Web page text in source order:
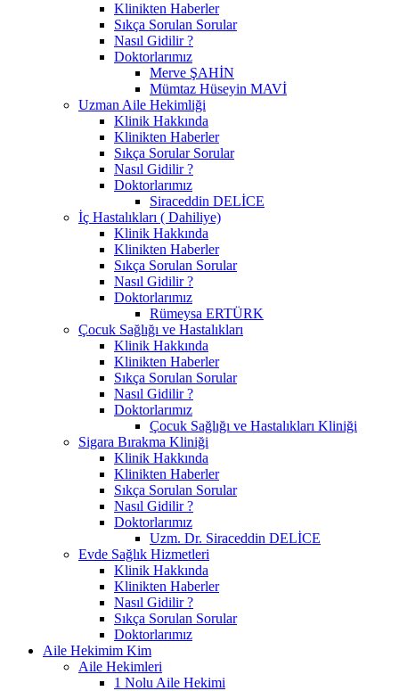
Klinikten Haberler
Sıkça Sorulan Sorular
Nasıl Gidilir ?
Doktorlarımız
Merve ŞAHİN
Mümtaz Hüseyin MAVİ
Uzman Aile Hekimliği
Klinik Hakkında
Klinikten Haberler
Sıkça Sorular Sorular
Nasıl Gidilir ?
Doktorlarımız
Siraceddin DELİCE
İç Hastalıkları ( Dahiliye)
Klinik Hakkında
Klinikten Haberler
Sıkça Sorulan Sorular
Nasıl Gidilir ?
Doktorlarımız
Rümeysa ERTÜRK
Çocuk Sağlığı ve Hastalıkları
Klinik Hakkında
Klinikten Haberler
Sıkça Sorulan Sorular
Nasıl Gidilir ?
Doktorlarımız
Çocuk Sağlığı ve Hastalıkları Kliniği
Sigara Bırakma Kliniği
Klinik Hakkında
Klinikten Haberler
Sıkça Sorulan Sorular
Nasıl Gidilir ?
Doktorlarımız
Uzm. Dr. Siraceddin DELİCE
Evde Sağlık Hizmetleri
Klinik Hakkında
Klinikten Haberler
Nasıl Gidilir ?
Sıkça Sorulan Sorular
Doktorlarımız
Aile Hekimim Kim
Aile Hekimleri
1 Nolu Aile Hekimi